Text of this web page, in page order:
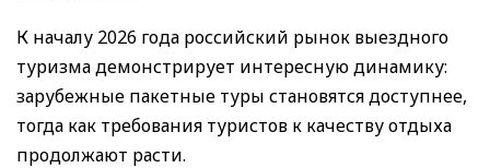
К началу 2026 года российский рынок выездного
туризма демонстрирует интересную динамику:
зарубежные пакетные туры становятся доступнее,
тогда как требования туристов к качеству отдыха
продолжают расти.